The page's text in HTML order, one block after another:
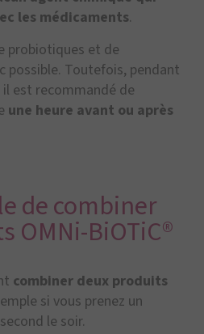
les médicaments.
probiotiques et de
possible. Toutefois, pendant
il est recommandé de
une heure avant ou après
de combiner
OMNi-BiOTiC®
combiner deux produits
si vous prenez un
le soir.